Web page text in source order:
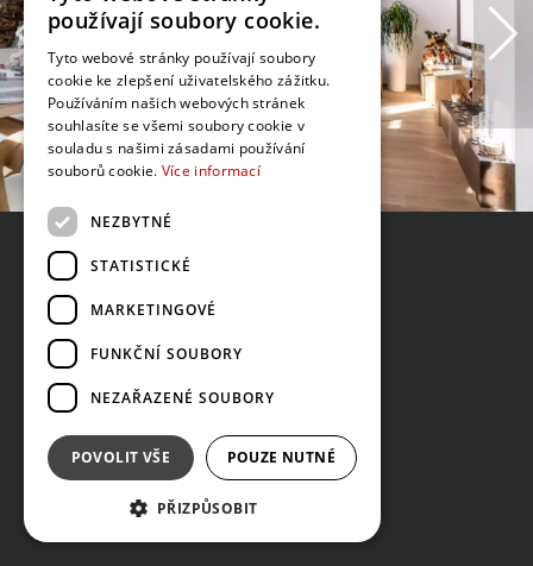
používají soubory cookie.
Tyto webové stránky používají soubory
cookie ke zlepšení uživatelského zážitku.
Používáním našich webových stránek
souhlasíte se všemi soubory cookie v
souladu s našimi zásadami používání
souborů cookie. Více informací
NEZBYTNÉ
STATISTICKÉ
MARKETINGOVÉ
FUNKČNÍ SOUBORY
NEZAŘAZENÉ SOUBORY
POVOLIT VŠE POUZE NUTNÉ
PŘIZPŮSOBIT